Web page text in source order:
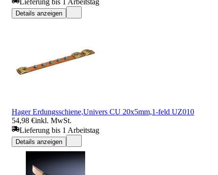
Details anzeigen
Hager Erdungsschiene,Univers CU 20x5mm,1-feld UZ010
54,98 €inkl. MwSt.
Lieferung bis 1 Arbeitstag
Details anzeigen